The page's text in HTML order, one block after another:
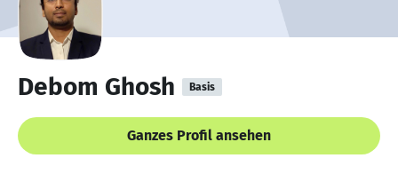
Debom Ghosh Basis
Ganzes Profil ansehen